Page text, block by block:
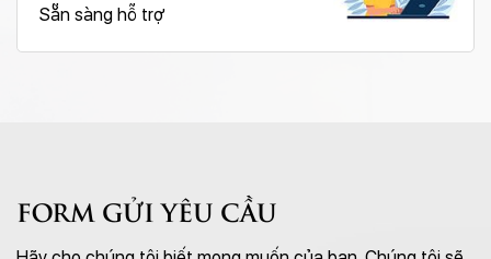
Sẵn sàng hỗ trợ
FORM GỬI YÊU CẦU